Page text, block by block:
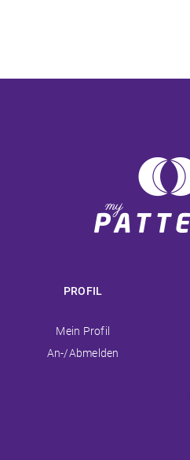
PROFIL
Navigation
überspringen
Mein Profil
An-/Abmelden